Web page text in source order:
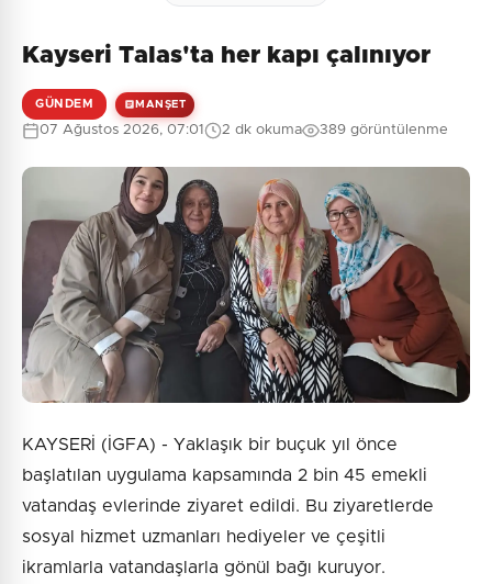
Kayseri Talas'ta her kapı çalınıyor
GÜNDEM MANŞET
07 Ağustos 2026, 07:01 2 dk okuma 389 görüntülenme
KAYSERİ (İGFA) - Yaklaşık bir buçuk yıl önce
başlatılan uygulama kapsamında 2 bin 45 emekli
vatandaş evlerinde ziyaret edildi. Bu ziyaretlerde
sosyal hizmet uzmanları hediyeler ve çeşitli
ikramlarla vatandaşlarla gönül bağı kuruyor.